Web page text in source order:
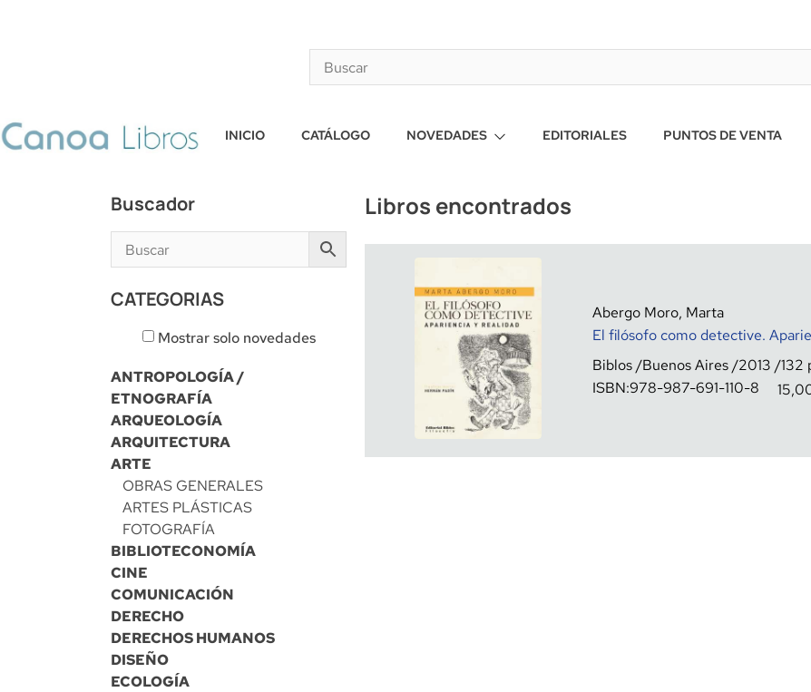
INICIO CATÁLOGO NOVEDADES EDITORIALES PUNTOS DE VENTA
Buscador
CATEGORIAS
Mostrar solo novedades
ANTROPOLOGÍA /
ETNOGRAFÍA
ARQUEOLOGÍA
ARQUITECTURA
ARTE
OBRAS GENERALES
ARTES PLÁSTICAS
FOTOGRAFÍA
BIBLIOTECONOMÍA
CINE
COMUNICACIÓN
DERECHO
DERECHOS HUMANOS
DISEÑO
ECOLOGÍA
Libros encontrados
Abergo Moro, Marta
El filósofo como detective.
Biblos Buenos Aires 2013 132
ISBN:978-987-691-110-8